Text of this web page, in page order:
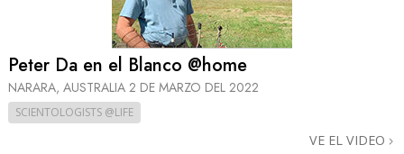
Peter Da en el Blanco @home
NARARA, AUSTRALIA 2 DE MARZO DEL 2022
SCIENTOLOGISTS @LIFE
VE EL VIDEO